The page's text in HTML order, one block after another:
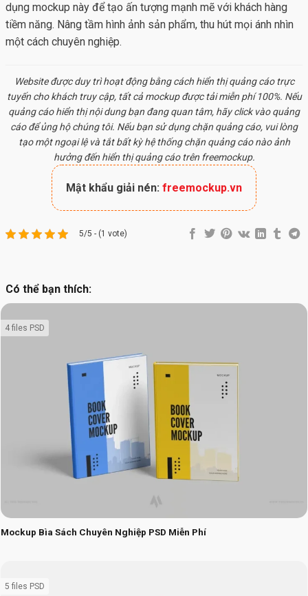
dụng mockup này để tạo ấn tượng mạnh mẽ với khách hàng
tiềm năng. Nâng tầm hình ảnh sản phẩm, thu hút mọi ánh nhìn
một cách chuyên nghiệp.
Website được duy trì hoạt động bằng cách hiển thị quảng cáo trực
tuyến cho khách truy cập, tất cả mockupđược tải miễn phí 100%. Nếu
quảng cáo hiển thị nội dung bạn đang quan tâm, hãy click vào quảng
cáo để ủng hộ chúng tôi. Nếu bạn sử dụng chặn quảng cáo, vui lòng
tạo một ngoại lệ và tắt bất kỳ hệ thống chặn quảng cáo nào ảnh
hưởng đến hiển thị quảng cáo trên freemockup.
Mật khẩu giải nén: freemockup.vn
5/5 - (1 vote)
Có thể bạn thích:
Mockup Bìa Sách Chuyên Nghiệp PSD Miễn Phí
4 files PSD
5 files PSD